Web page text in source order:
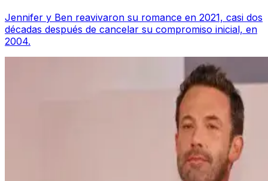
Jennifer y Ben reavivaron su romance en 2021, casi dos
décadas después de cancelar su compromiso inicial, en
2004.